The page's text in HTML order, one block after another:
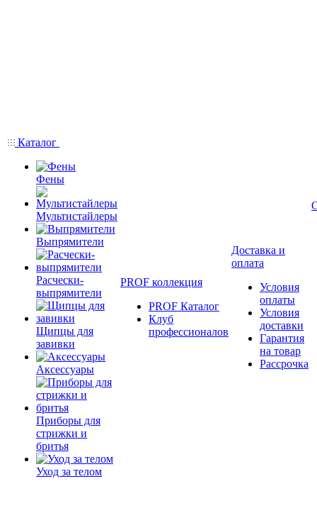
Каталог
Фены
Мультистайлеры
Выпрямители
Расчески-
выпрямители
Щипцы для
завивки
Аксессуары
Приборы для
стрижки и
бритья
Уход за телом
PROF коллекция
PROF Каталог
Клуб
профессионалов
Доставка и
оплата
Условия
оплаты
Условия
доставки
Гарантия
на товар
Рассрочка